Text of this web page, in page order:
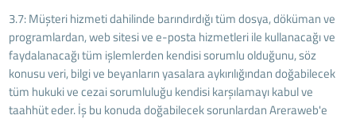
3.7: Müşteri hizmeti dahilinde barındırdığı tüm dosya, döküman ve
programlardan, web sitesi ve e-posta hizmetleri ile kullanacağı ve
faydalanacağı tüm işlemlerden kendisi sorumlu olduğunu, söz
konusu veri, bilgi ve beyanların yasalara aykırılığından doğabilecek
tüm hukuki ve cezai sorumluluğu kendisi karşılamayı kabul ve
taahhüt eder. İş bu konuda doğabilecek sorunlardan Areraweb'e